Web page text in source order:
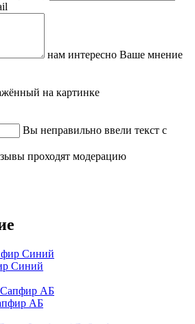
нам интересно Ваше мнение
на картинке
Вы неправильно ввели текст с
проходят модерацию
Синий
АБ